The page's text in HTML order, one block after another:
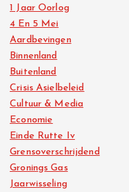
1 Jaar Oorlog
4 En 5 Mei
Aardbevingen
Binnenland
Buitenland
Crisis Asielbeleid
Cultuur & Media
Economie
Einde Rutte Iv
Grensoverschrijdend
Gronings Gas
Jaarwisseling